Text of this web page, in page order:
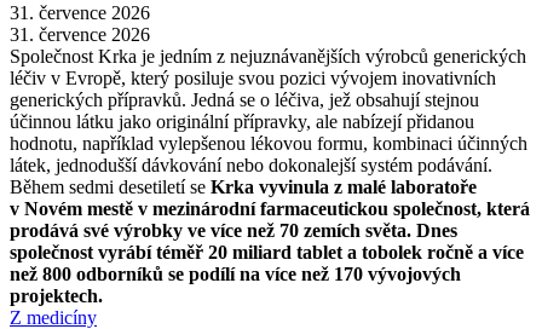
31. července 2026
31. července 2026
Společnost Krka je jedním z nejuznávanějších výrobců generických
léčiv v Evropě, který posiluje svou pozici vývojem inovativních
generických přípravků. Jedná se o léčiva, jež obsahují stejnou
účinnou látku jako originální přípravky, ale nabízejí přidanou
hodnotu, například vylepšenou lékovou formu, kombinaci účinných
látek, jednodušší dávkování nebo dokonalejší systém podávání.
Během sedmi desetiletí se Krka vyvinula z malé laboratoře
v Novém mestě v mezinárodní farmaceutickou společnost, která
prodává své výrobky ve více než 70 zemích světa. Dnes
společnost vyrábí téměř 20 miliard tablet a tobolek ročně a více
než 800 odborníků se podílí na více než 170 vývojových
projektech.
Z medicíny